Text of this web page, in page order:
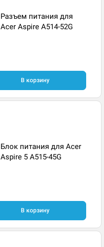
Разъем питания для
Acer Aspire A514-52G
В корзину
Блок питания для Acer
Aspire 5 A515-45G
В корзину